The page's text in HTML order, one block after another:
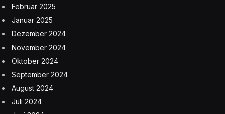
Februar 2025
Januar 2025
Dezember 2024
November 2024
Oktober 2024
September 2024
August 2024
Juli 2024